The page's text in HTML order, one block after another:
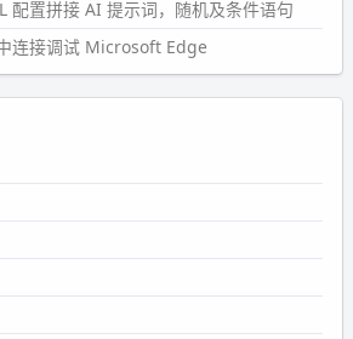
配置拼接 AI 提示词，随机及条件语句
连接调试 Microsoft Edge